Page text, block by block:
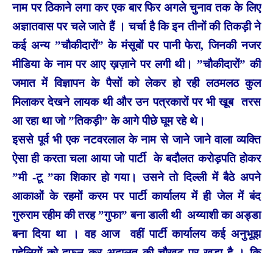
नाम पर ठिकाने लगा कर एक बार फिर अगले चुनाव तक के लिए
अज्ञातवास पर चले जाते हैं । चर्चा है कि इन तीनों की तिकड़ी ने
कई अन्य ”चौकीदारों” के मंसूबों पर पानी फेरा, जिनकी नजर
मीडिया के नाम पर आए ख़ज़ाने पर लगी थी। ”चौकीदारों” की
जमात में विज्ञापन के पैसों को लेकर हो रही लठमलठ कुल
मिलाकर देखने लायक थी और उन पत्रकारों पर भी खूब तरस
आ रहा था जो ”तिकड़ी” के आगे पीछे घूम रहे थे।
इससे पूर्व भी एक नटवरलाल के नाम से जाने जाने वाला व्यक्ति
ऐसा ही करता चला आया जो पार्टी के बदौलत करोड़पति होकर
”मी -टू ”का शिकार हो गया। उसने तो दिल्ली में बैठे अपने
आकाओं के रहमों करम पर पार्टी कार्यालय में ही जेल में बंद
गुरुराम रहीम की तरह ”गुफा” बना डाली थी अय्याशी का अड्डा
बना दिया था । वह आज वहीं पार्टी कार्यालय कई अनुभूझ